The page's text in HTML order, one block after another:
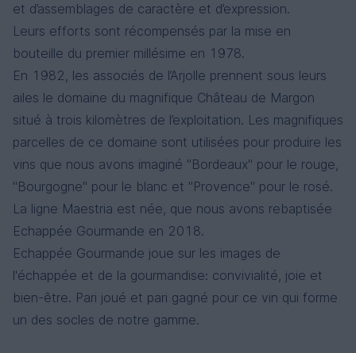
et d’assemblages de caractère et d’expression.
Leurs efforts sont récompensés par la mise en
bouteille du premier millésime en 1978.
En 1982, les associés de l’Arjolle prennent sous leurs
ailes le domaine du magnifique Château de Margon
situé à trois kilomètres de l’exploitation. Les magnifiques
parcelles de ce domaine sont utilisées pour produire les
vins que nous avons imaginé "Bordeaux" pour le rouge,
"Bourgogne" pour le blanc et "Provence" pour le rosé.
La ligne Maestria est née, que nous avons rebaptisée
Echappée Gourmande en 2018.
Echappée Gourmande joue sur les images de
l'échappée et de la gourmandise: convivialité, joie et
bien-être. Pari joué et pari gagné pour ce vin qui forme
un des socles de notre gamme.
Echappée Gourmande - Naturel
Languedoc